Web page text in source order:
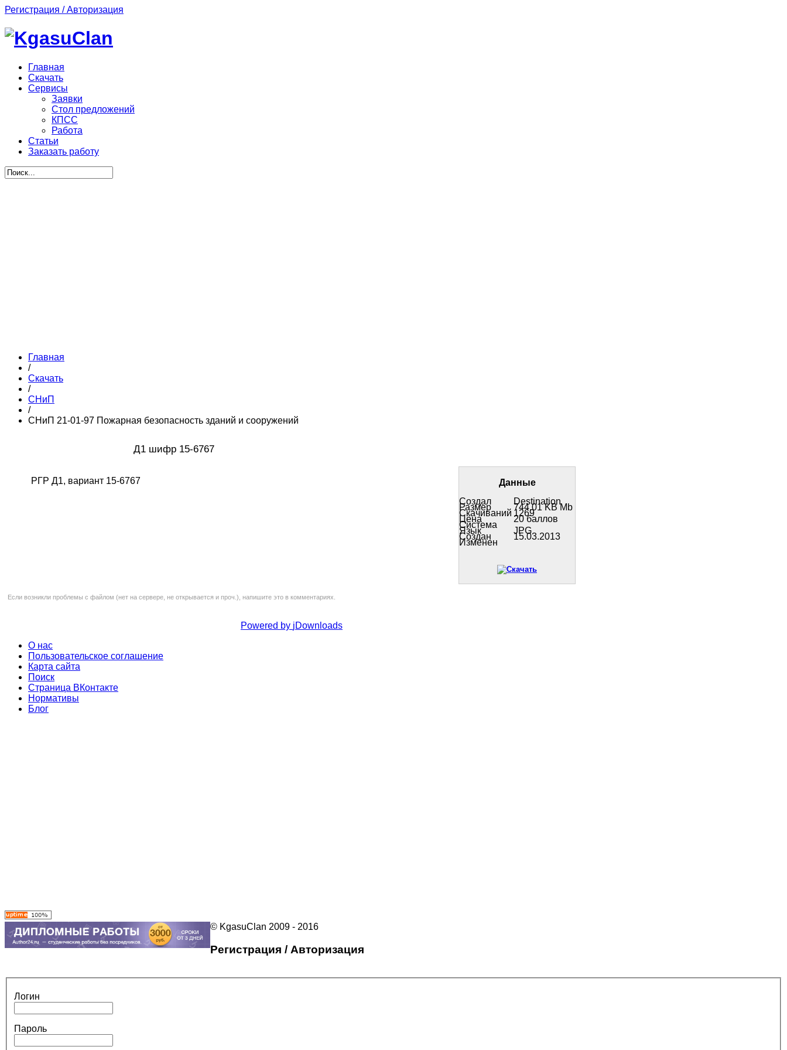
Регистрация / Авторизация
Главная
Скачать
Сервисы
Заявки
Стол предложений
КПСС
Работа
Статьи
Заказать работу
Главная
/
Скачать
/
СНиП
/
СНиП 21-01-97 Пожарная безопасность зданий и сооружений
Д1 шифр 15-6767
РГР Д1, вариант 15-6767
Данные
Создал
Destination
Размер 744.01 KB Mb
Скачиваний 1269
Цена 20 баллов
Система
Язык JPG
Создан 15.03.2013
Изменен
Если возникли проблемы с файлом (нет на сервере, не открывается и проч.), напишите это в комментариях.
Powered by jDownloads
О нас
Пользовательское соглашение
Карта сайта
Поиск
Страница ВКонтакте
Нормативы
Блог
© KgasuClan 2009 - 2016
Регистрация / Авторизация
Логин
Пароль